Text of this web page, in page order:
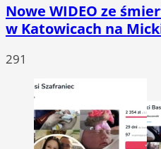
Nowe WIDEO ze
w Katowicach na
291